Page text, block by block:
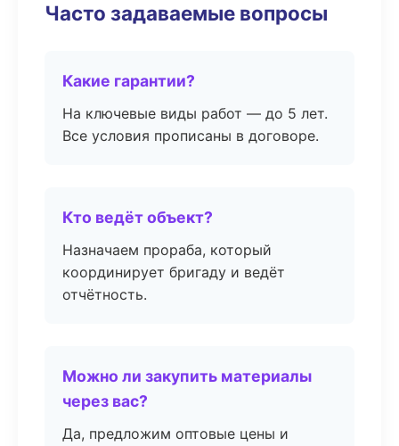
Часто задаваемые вопросы
Какие гарантии?
На ключевые виды работ — до 5 лет.
Все условия прописаны в договоре.
Кто ведёт объект?
Назначаем прораба, который
координирует бригаду и ведёт
отчётность.
Можно ли закупить материалы
через вас?
Да, предложим оптовые цены и